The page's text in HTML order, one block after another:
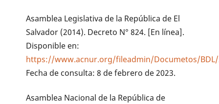
Asamblea Legislativa de la República de El
Salvador (2014). Decreto N° 824. [En línea].
Disponible en:
https://www.acnur.org/fileadmin/Documetos/
Fecha de consulta: 8 de febrero de 2023.
Asamblea Nacional de la República de